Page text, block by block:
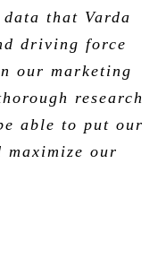
that Varda
driving force
our marketing
research
able to put our
our